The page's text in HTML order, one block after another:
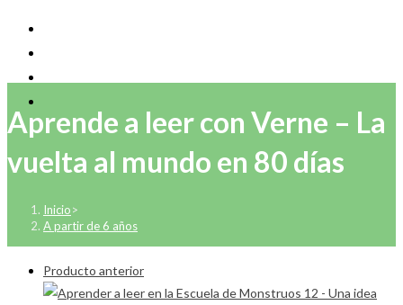
Aprende a leer con Verne – La
vuelta al mundo en 80 días
Inicio>
A partir de 6 años
Producto anterior